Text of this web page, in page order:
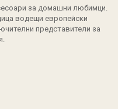
за домашни любимци.
водещи европейски
представители за